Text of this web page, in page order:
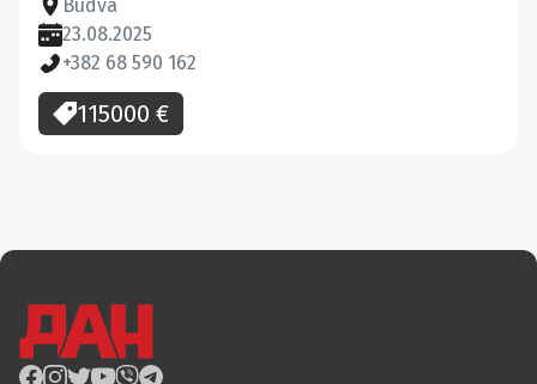
Budva
23.08.2025
+382 68 590 162
115000 €